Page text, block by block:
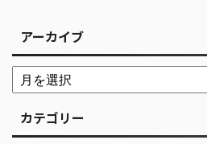
アーカイブ
カテゴリー